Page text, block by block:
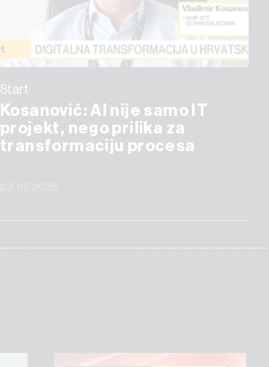
Start
Kosanović: AI nije samo IT
projekt, nego prilika za
transformaciju procesa